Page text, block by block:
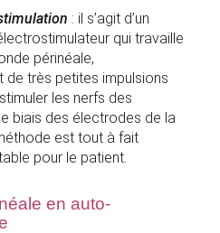
: il s’agit d’un
qui travaille
périnéale,
de très petites impulsions
les nerfs des
biais des électrodes de la
est tout à fait
pour le patient.
en auto-